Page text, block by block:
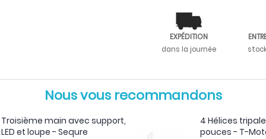
EXPÉDITION
dans la journée
Nous vous recommandons
Troisième main avec support,
LED et loupe - Sequre
4 Hélices
pouces - T-